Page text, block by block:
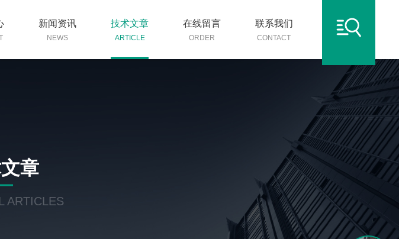
新闻资讯
NEWS
技术文章
ARTICLE
在线留言
ORDER
联系我们
CONTACT
章
ARTICLES